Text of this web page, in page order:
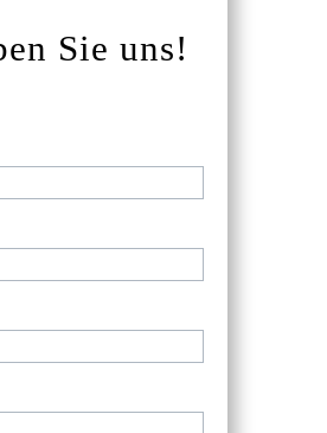
Sie uns!